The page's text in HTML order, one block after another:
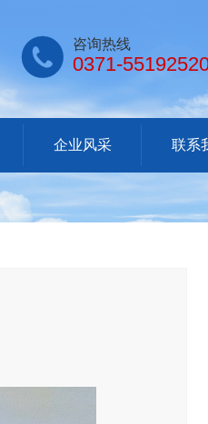
 咨询热线
0371-
企业风采 联系